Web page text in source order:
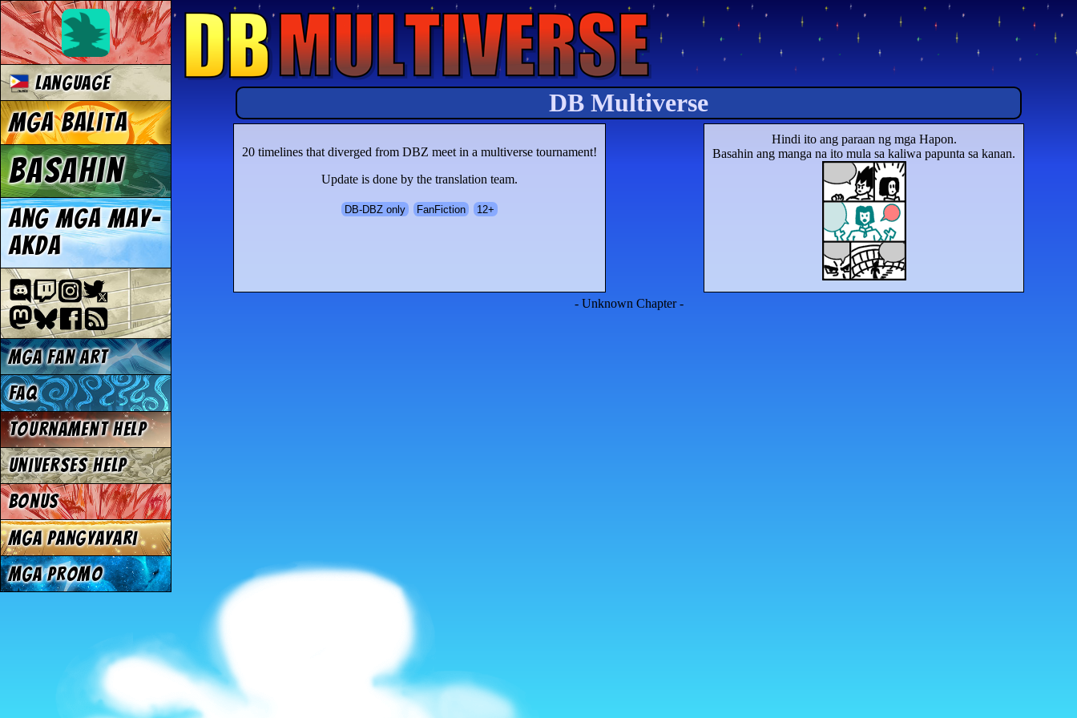
DB Multiverse
20 timelines that diverged from DBZ meet in a multiverse tournament!
Update is done by the translation team.
DB-DBZ only FanFiction 12+
Hindi ito ang paraan ng mga Hapon.
Basahin ang manga na ito mula sa kaliwa papunta sa kanan.
- Unknown Chapter -
Language
Mga Balita
Basahin
Ang mga may-
akda
Mga fan art
FAQ
Tournament Help
Universes Help
Bonus
Mga Pangyayari
Mga Promo